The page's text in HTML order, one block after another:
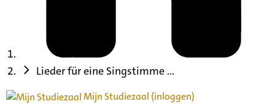
Lieder für eine Singstimme ...
Mijn Studiezaal (inloggen)